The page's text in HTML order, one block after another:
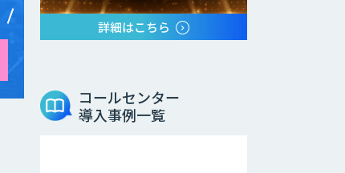
コールセンター
導入事例一覧